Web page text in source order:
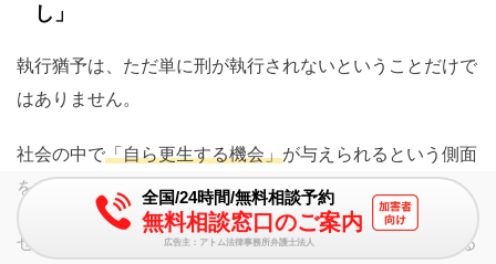
し」
執行猶予は、ただ単に刑が執行されないということだけで
はありません。
社会の中で「自ら更生する機会」が与えられるという側面
をもっています。
せっかく与えられた更生の機会を軽視し、再び逮捕される
全国/24時間/無料相談予約
無料相談窓口のご案内
広告主：アトム法律事務所弁護士法人